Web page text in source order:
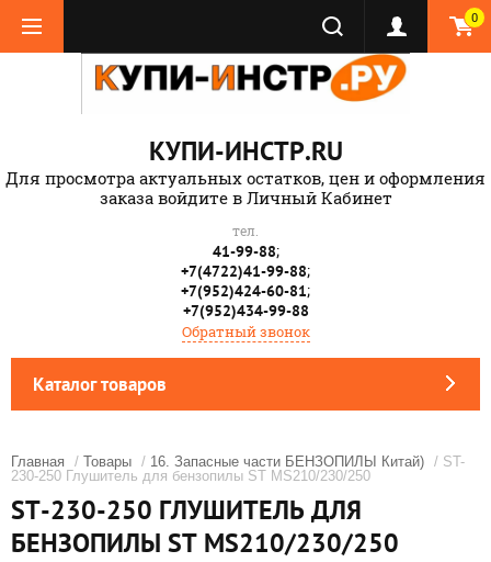
0
КУПИ-ИНСТР.RU
Для просмотра актуальных остатков, цен и оформления
заказа войдите в Личный Кабинет
тел.
41-99-88;
+7(4722)41-99-88;
+7(952)424-60-81;
+7(952)434-99-88
Обратный звонок
Каталог товаров
Главная / Товары / 16. Запасные части БЕНЗОПИЛЫ Китай) / ST-
230-250 Глушитель для бензопилы ST MS210/230/250
ST-230-250 ГЛУШИТЕЛЬ ДЛЯ
БЕНЗОПИЛЫ ST MS210/230/250